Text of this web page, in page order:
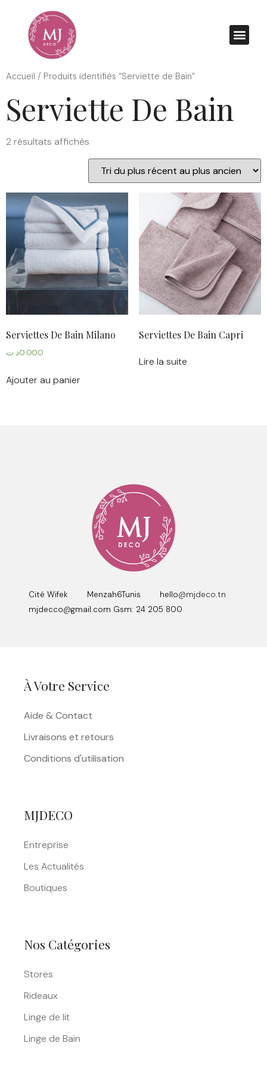
Accueil / Produits identifiés “Serviette de Bain”
Serviette De Bain
2 résultats affichés
Serviettes De Bain Milano
0.000د.ت
Ajouter au panier
Serviettes De Bain Capri
Lire la suite
Cité Wifek Menzah6Tunis hello@mjdeco.tn
mjdecco@gmail.com Gsm: 24 205 800
À Votre Service
Aide & Contact
Livraisons et retours
Conditions d'utilisation
MJDECO
Entreprise
Les Actualités
Boutiques
Nos Catégories
Stores
Rideaux
Linge de lit
Linge de Bain